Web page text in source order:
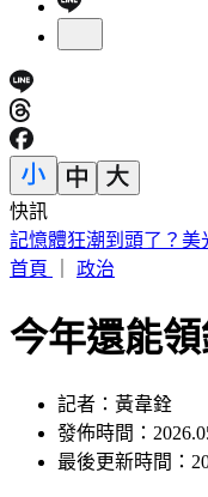
快訊
快訊／新北汐止透天
首頁
政治
今年還能
記者：黃韋銓
發佈時間：
最後更新時間：